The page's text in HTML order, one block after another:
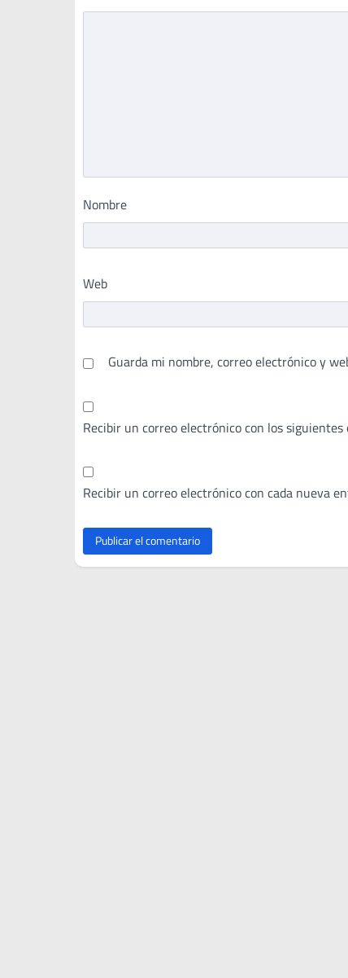
Nombre
Web
Guarda mi nombre, correo electrónico y
Recibir un correo electrónico con los
Recibir un correo electrónico con cada nueva